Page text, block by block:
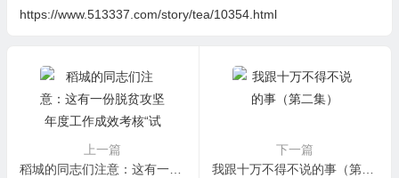
https://www.513337.com/story/tea/10354.html
上一篇
稻城的同志们注意：这有一份脱贫攻坚年度工作成效考核“试卷”请查收
下一篇
我跟十万不得不说的事（第二集）